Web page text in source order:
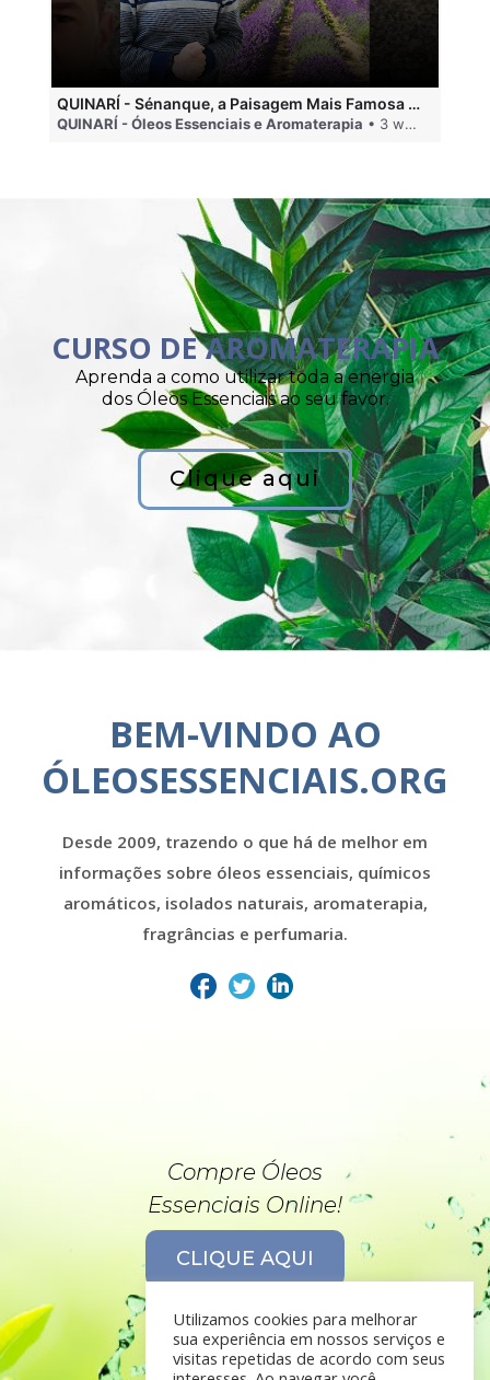
QUINARÍ - Sénanque, a Paisagem Mais Famosa da Aromaterapia
QUINARÍ - Óleos Essenciais e Aromaterapia • 3 weeks ago
CURSO DE AROMATERAPIA
Aprenda a como utilizar toda a energia
dos Óleos Essenciais ao seu favor.
Clique aqui
BEM-VINDO AO
ÓLEOSESSENCIAIS.ORG
Desde 2009, trazendo o que há de melhor em
informações sobre óleos essenciais, químicos
aromáticos, isolados naturais, aromaterapia,
fragrâncias e perfumaria.
Compre Óleos
Essenciais Online!
CLIQUE AQUI
Utilizamos cookies para melhorar
sua experiência em nossos serviços e
visitas repetidas de acordo com seus